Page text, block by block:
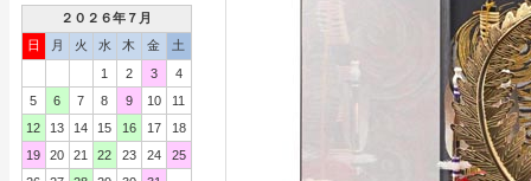
２０２６年７月
日
月 火 水 木 金
土
1
2 3
4
5
6 7 8 9 10
11
12
13 14 15 16 17
18
19
20 21 22 23 24
25